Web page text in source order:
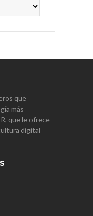
que
más
que le ofrece
digital